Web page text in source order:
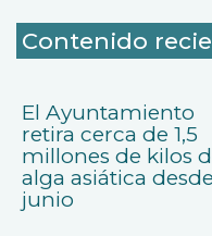
Contenido
El Ayuntamiento
retira cerca de 1,5
millones de kilos
alga asiática desde
junio